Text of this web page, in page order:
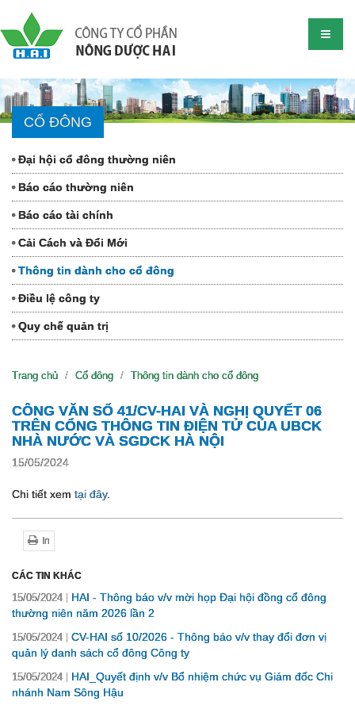
CỔ ĐÔNG
Đại hội cổ đông thường niên
Báo cáo thường niên
Báo cáo tài chính
Cải Cách và Đổi Mới
Thông tin dành cho cổ đông
Điều lệ công ty
Quy chế quản trị
Trang chủ Cổ đông Thông tin dành cho cổ đông
CÔNG VĂN SỐ 41/CV-HAI VÀ NGHỊ QUYẾT 06
TRÊN CỔNG THÔNG TIN ĐIỆN TỬ CỦA UBCK
NHÀ NƯỚC VÀ SGDCK HÀ NỘI
15/05/2024
Chi tiết xem tại đây.
In
CÁC TIN KHÁC
15/05/2024
HAI - Thông báo v/v mời họp Đại hội đồng cổ đông
thường niên năm 2026 lần 2
15/05/2024
CV-HAI số 10/2026 - Thông báo v/v thay đổi đơn vị
quản lý danh sách cổ đông Công ty
15/05/2024
HAI_Quyết định v/v Bổ nhiệm chức vụ Giám đốc Chi
nhánh Nam Sông Hậu